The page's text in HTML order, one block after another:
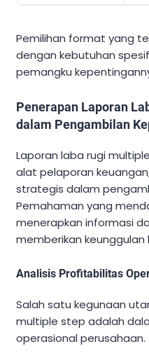
Pemilihan format yang
dengan kebutuhan
pemangku
Penerapan Laporan
dalam Pengambilan
Laporan laba rugi
alat pelaporan
strategis dalam
Pemahaman yang
menerapkan informasi
memberikan
Analisis Profitabilitas
Salah satu kegunaan
multiple step adalah
operasional perusahaan.